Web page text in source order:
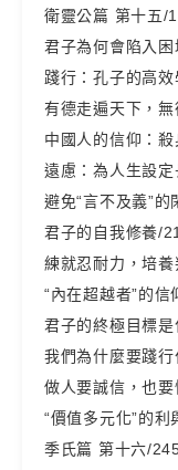
衛靈公篇 第十五/
君子為何會陷入
踐行：孔子的高
有德走遍天下，
中國人的信仰：
遠慮：為人生設
避免“言不及義”的
君子的自我修養/
練就忍耐力，培
“內在超越者”的信
君子的終極目標
我們為什麼要踐
做人要誠信，也
“價值多元化”的利
季氏篇 第十六/